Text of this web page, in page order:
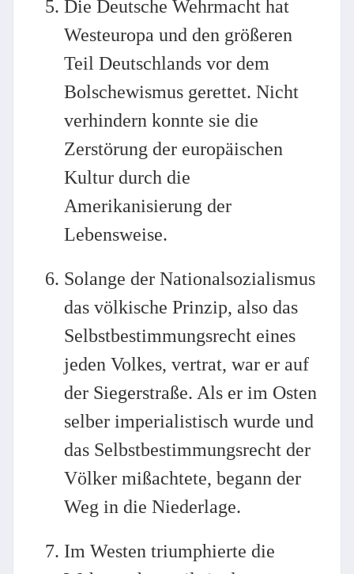
Die Deutsche Wehrmacht hat
Westeuropa und den größeren
Teil Deutschlands vor dem
Bolschewismus gerettet. Nicht
verhindern konnte sie die
Zerstörung der europäischen
Kultur durch die
Amerikanisierung der
Lebensweise.
Solange der Nationalsozialismus
das völkische Prinzip, also das
Selbstbestimmungsrecht eines
jeden Volkes, vertrat, war er auf
der Siegerstraße. Als er im Osten
selber imperialistisch wurde und
das Selbstbestimmungsrecht der
Völker mißachtete, begann der
Weg in die Niederlage.
Im Westen triumphierte die